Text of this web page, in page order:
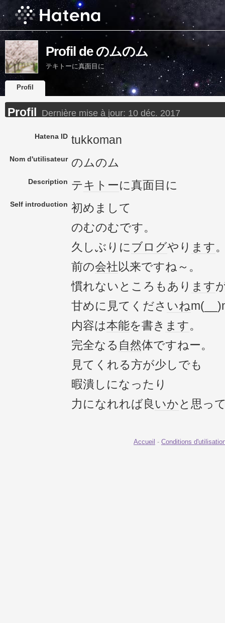
Profil de のムのム
テキトーに真面目に
Profil
Profil Dernière mise à jour: 10 déc. 2017
Hatena ID tukkoman
Nom d'utilisateur のムのム
Description テキトーに真面目に
Self introduction 初めまして
のむのむです。
久しぶりにブログやり ます
前の会社以来ですね～。
慣れないところもあり ます
甘めに見てくださ いね
内容は本能を書き ます。
完全なる 自然体ですねー。
見てくれる方が少しでも
暇潰しになったり
力になれれば良 いかと思っ
Accueil - Conditions